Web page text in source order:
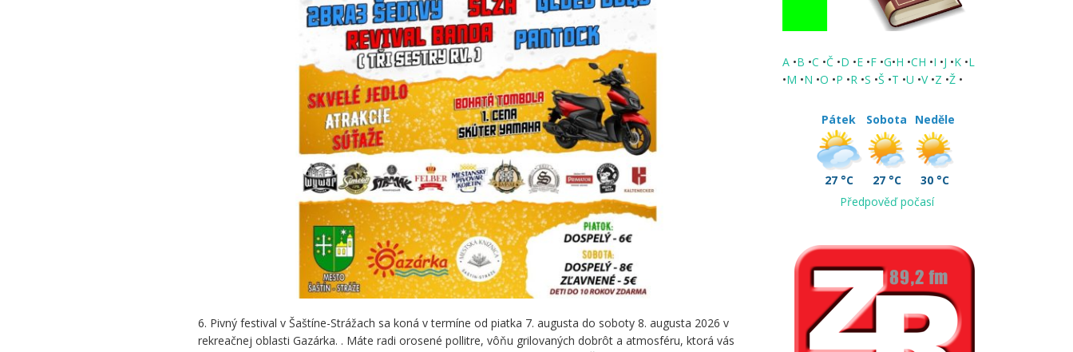
6. Pivný festival v Šaštíne-Strážach sa koná v termíne od piatka 7. augusta do soboty 8. augusta 2026 v
rekreačnej oblasti Gazárka. . Máte radi orosené pollitre, vôňu grilovaných dobrôt a atmosféru, ktorá vás
A •B •C •Č •D •E •F •G•H •CH •I •J •K •L
•M •N •O •P •R •S •Š •T •U •V •Z •Ž •
Pátek
27 °C
Sobota
27 °C
Neděle
30 °C
Předpověď počasí